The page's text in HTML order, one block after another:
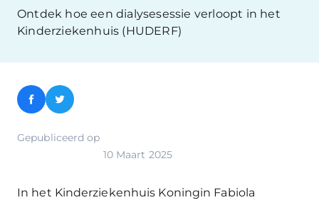
Ontdek hoe een dialysesessie verloopt in het
Kinderziekenhuis (HUDERF)
Facebook
Twitter
Gepubliceerd op
10 Maart 2025
In het Kinderziekenhuis Koningin Fabiola